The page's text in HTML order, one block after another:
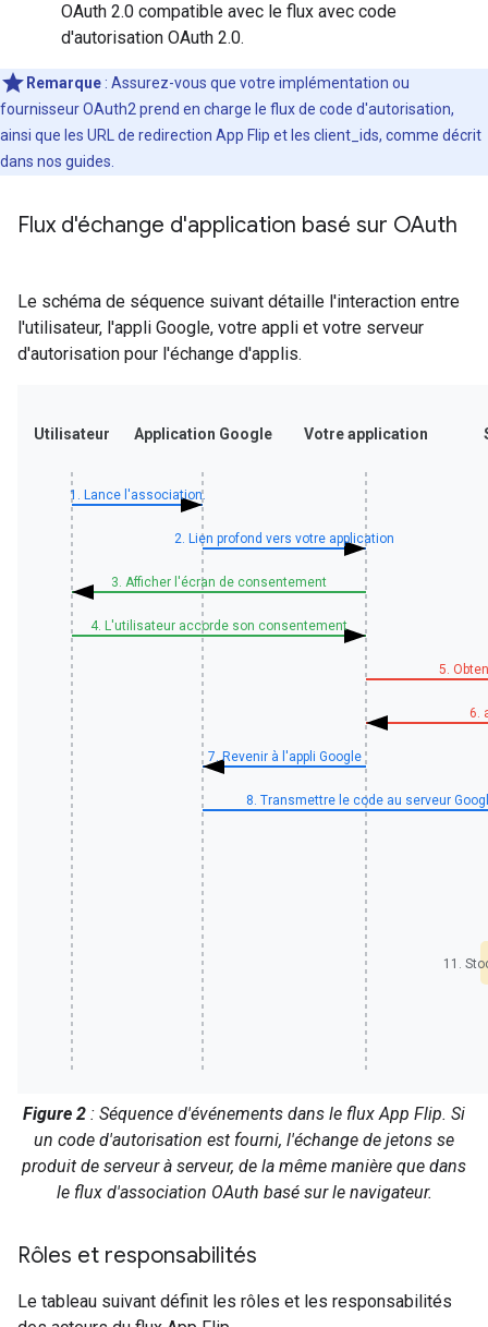
OAuth 2.0 compatible avec le flux avec code
d'autorisation OAuth 2.0.
Remarque : Assurez-vous que votre implémentation ou
fournisseur OAuth2 prend en charge le flux de code d'autorisation,
ainsi que les URL de redirection App Flip et les client_ids, comme décrit
dans nos guides.
Flux d'échange d'application basé sur OAuth
Le schéma de séquence suivant détaille l'interaction entre
l'utilisateur, l'appli Google, votre appli et votre serveur
d'autorisation pour l'échange d'applis.
Utilisateur Application Google Votre application
1. Lance l'association.
2. Lien profond vers votre application
3. Afficher l'écran de consentement
4. L'utilisateur accorde son consentement
5.
6.
7. Revenir à l'appli Google
8. Transmettre le code au serveur
11.
Figure 2 : Séquence d'événements dans le flux App Flip. Si
un code d'autorisation est fourni, l'échange de jetons se
produit de serveur à serveur, de la même manière que dans
le flux d'association OAuth basé sur le navigateur.
Rôles et responsabilités
Le tableau suivant définit les rôles et les responsabilités